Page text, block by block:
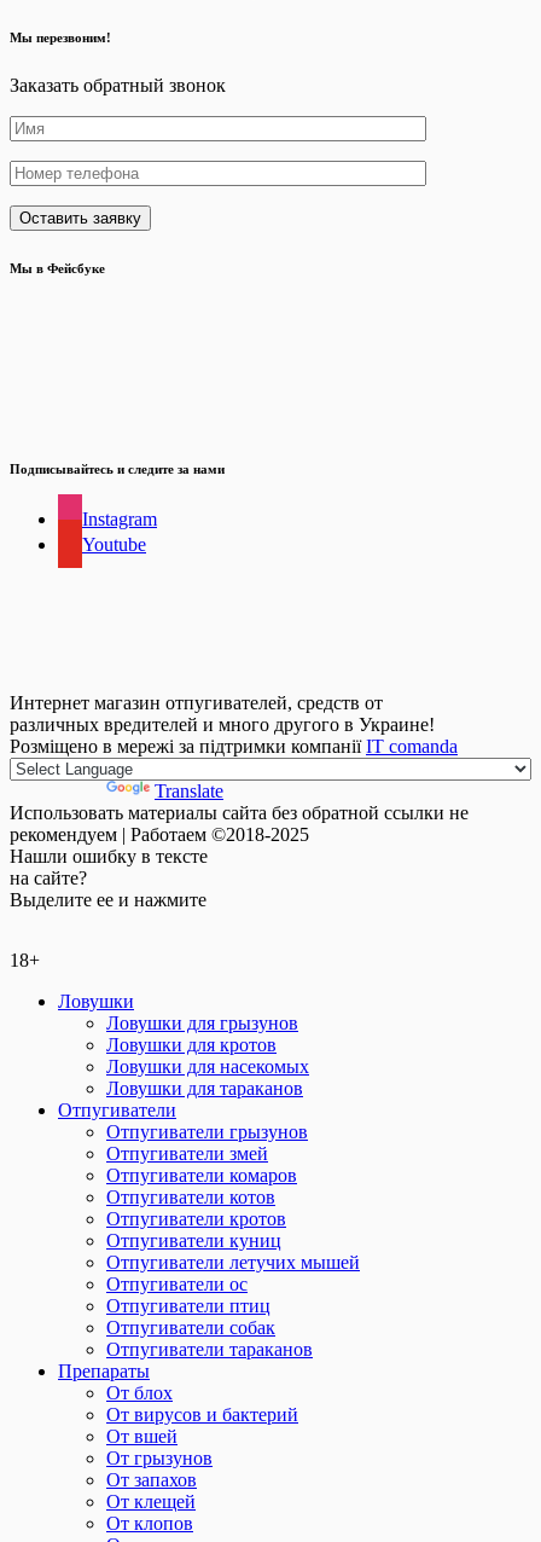
Мы перезвоним!
Заказать обратный звонок
Мы в Фейсбуке
Подписывайтесь и следите за нами
Instagram
Youtube
Интернет магазин отпугивателей, средств от
различных вредителей и много другого в Украине!
Розміщено в мережі за підтримки компаніїIT comanda
Translate
Использовать материалы сайта без обратной ссылки не
рекомендуем | Работаем ©2018-2025
Нашли ошибку в тексте
на сайте?
Выделите ее и нажмите
18+
Ловушки
Ловушки для грызунов
Ловушки для кротов
Ловушки для насекомых
Ловушки для тараканов
Отпугиватели
Отпугиватели грызунов
Отпугиватели змей
Отпугиватели комаров
Отпугиватели котов
Отпугиватели кротов
Отпугиватели куниц
Отпугиватели летучих мышей
Отпугиватели ос
Отпугиватели птиц
Отпугиватели собак
Отпугиватели тараканов
Препараты
От блох
От вирусов и бактерий
От вшей
От грызунов
От запахов
От клещей
От клопов